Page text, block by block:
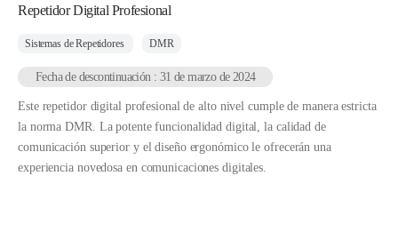
Repetidor Digital Profesional
Sistemas de Repetidores DMR
Fecha de descontinuación : 31 de marzo de 2024
Este repetidor digital profesional de alto nivel cumple de manera estricta
la norma DMR. La potente funcionalidad digital, la calidad de
comunicación superior y el diseño ergonómico le ofrecerán una
experiencia novedosa en comunicaciones digitales.